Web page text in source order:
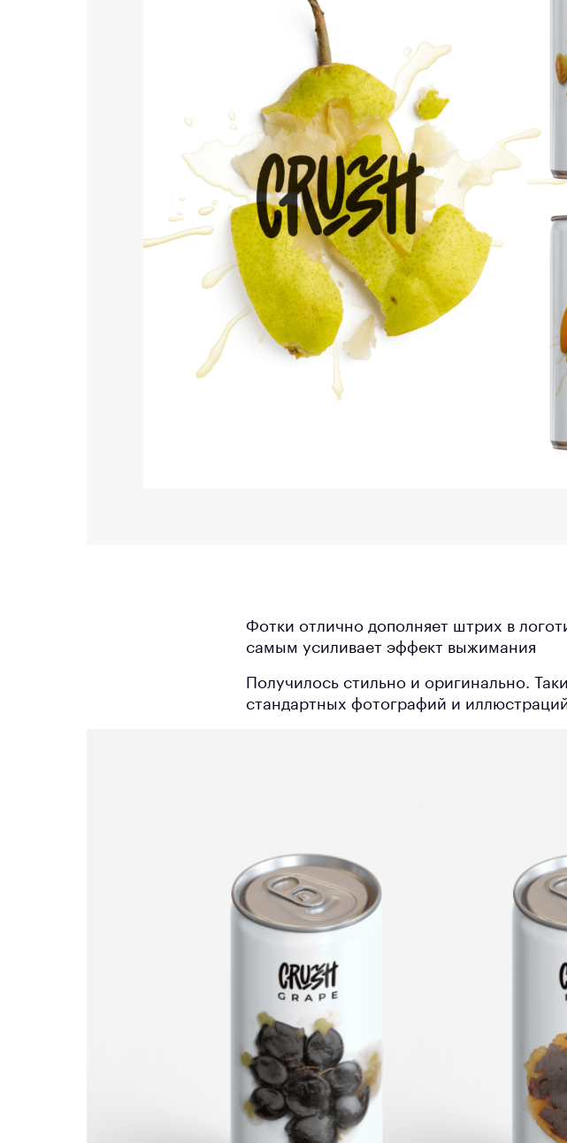
Фотки отлично дополняет штрих в
самым усиливает эффект выжимания
Получилось стильно и оригинально.
стандартных фотографий и